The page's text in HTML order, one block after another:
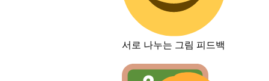
서로 나누는 그림 피드백